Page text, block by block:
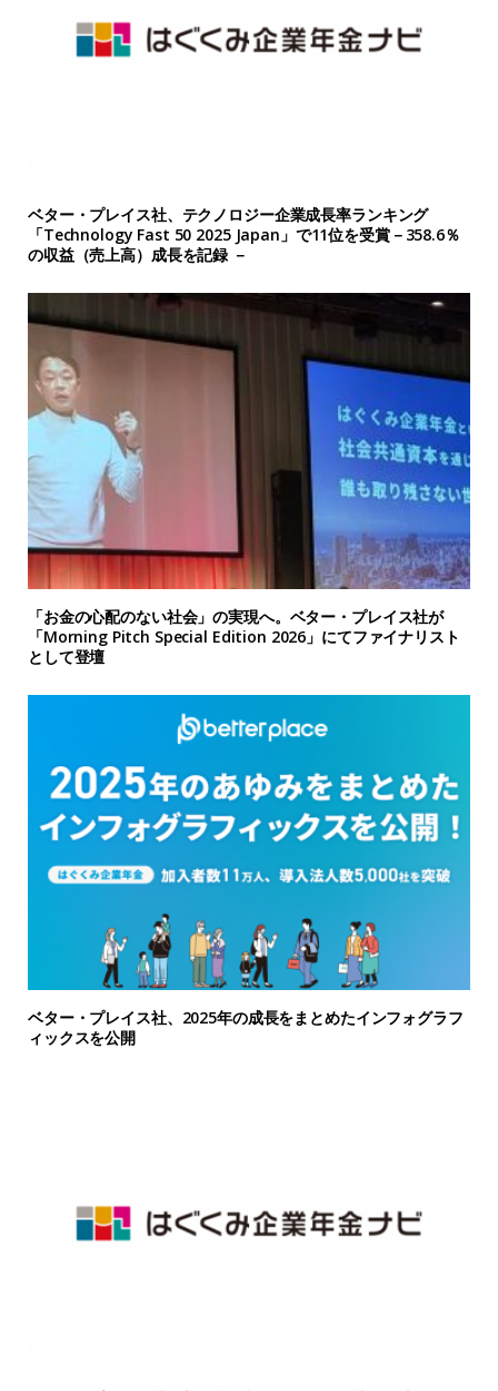
ベター・プレイス社、テクノロジー企業成長率ランキング
「Technology Fast 50 2025 Japan」で11位を受賞－358.6％
の収益（売上高）成長を記録 －
「お金の心配のない社会」の実現へ。ベター・プレイス社が
「Morning Pitch Special Edition 2026」にてファイナリスト
として登壇
ベター・プレイス社、2025年の成長をまとめたインフォグラフ
ィックスを公開